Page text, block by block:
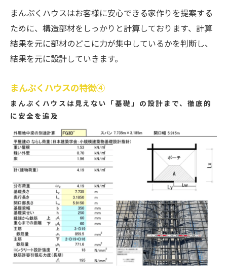
まんぷくハウスはお客様に安心できる家作りを提案する
ために、構造部材をしっかりと計算しております、計算
結果を元に部材のどこに力が集中しているかを判断し、
結果を元に設計していきます。
まんぷくハウスの特徴④
まんぷくハウスは見えない「基礎」の設計まで、徹底的
に安全を追及